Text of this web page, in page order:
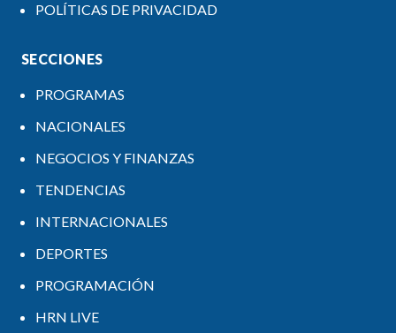
POLÍTICAS DE PRIVACIDAD
SECCIONES
PROGRAMAS
NACIONALES
NEGOCIOS Y FINANZAS
TENDENCIAS
INTERNACIONALES
DEPORTES
PROGRAMACIÓN
HRN LIVE